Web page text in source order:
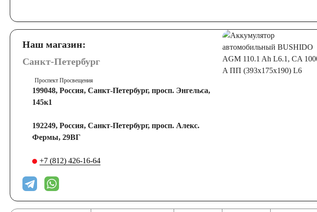
Наш магазин:
Санкт-Петербург
Проспект Просвещения
199048, Россия, Санкт-Петербург, просп. Энгельса,
145к1
192249, Россия, Санкт-Петербург, просп. Алекс.
Фермы, 29ВГ
+7 (812) 426-16-64